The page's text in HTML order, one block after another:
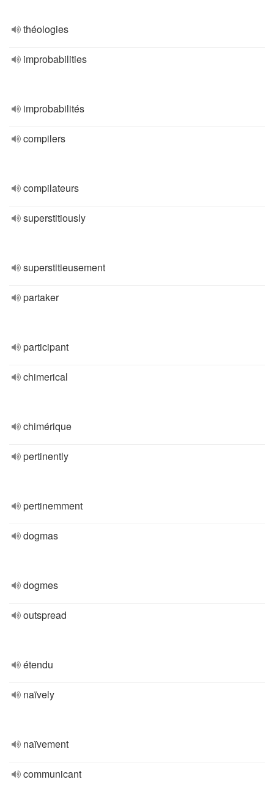
théologies
improbabilities
improbabilités
compilers
compilateurs
superstitiously
superstitieusement
partaker
participant
chimerical
chimérique
pertinently
pertinemment
dogmas
dogmes
outspread
étendu
naïvely
naïvement
communicant